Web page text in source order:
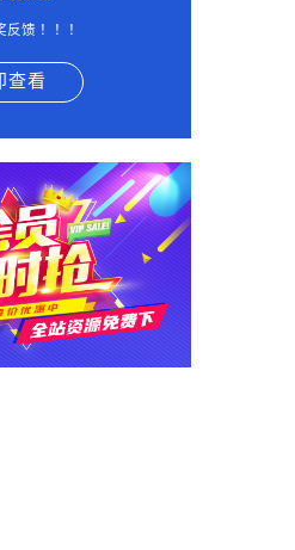
反馈 ！！！
查看